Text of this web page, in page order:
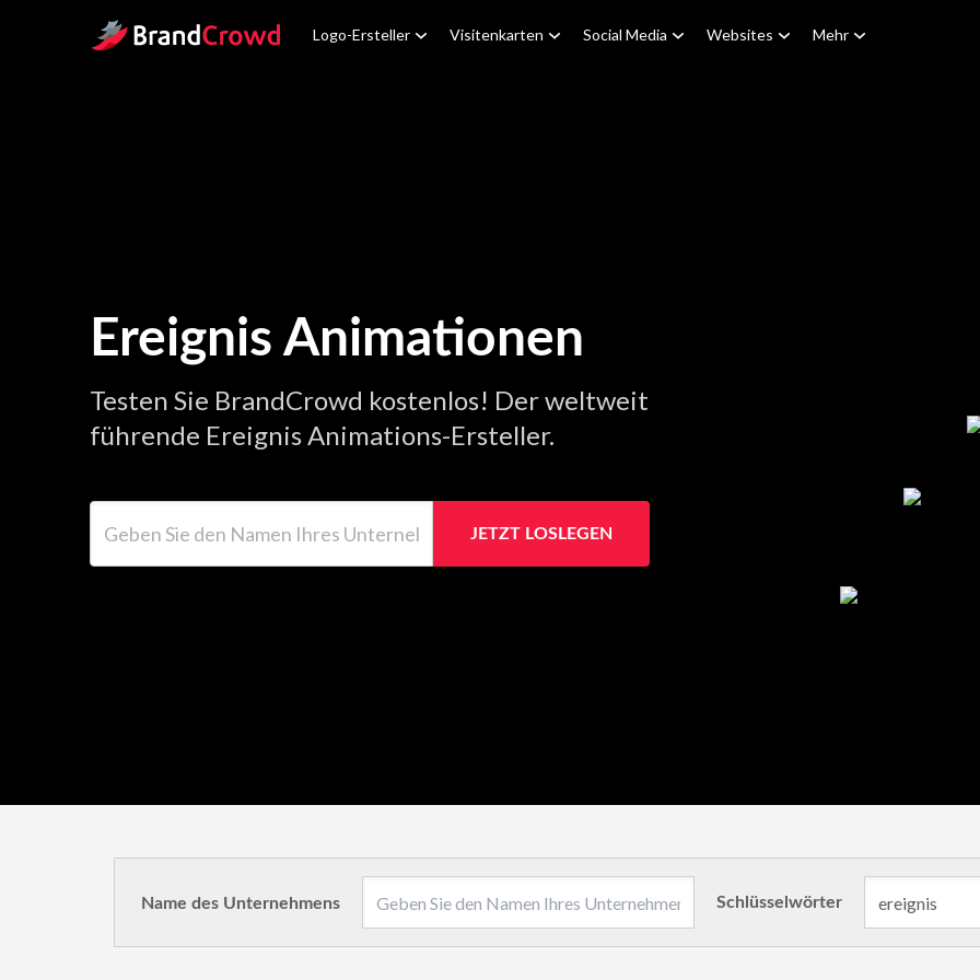
Site Logo Logo-Ersteller Visitenkarten Social Media Websites Mehr
Ereignis Animationen
Testen Sie BrandCrowd kostenlos! Der weltweit
führende Ereignis Animations-Ersteller.
JETZT LOSLEGEN
Name des Unternehmens Schlüsselwörter